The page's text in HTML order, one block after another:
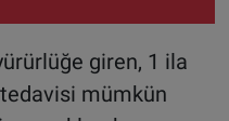
giren, 1 ila
tedavisi mümkün